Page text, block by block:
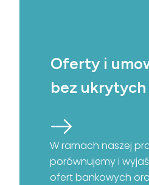
Oferty i
bez ukrytych
W ramach naszej
porównujemy i
ofert bankowych